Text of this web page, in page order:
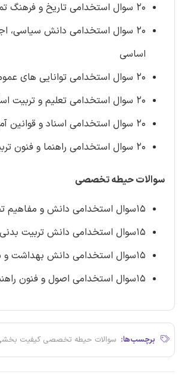
20 سوال استخدامی تاریخ و فرهنگ تمدن
20 سوال استخدامی دانش سیاسی،
اساسی
20 سوال استخدامی توانایی های عمومی ذهنی
20 سوال استخدامی تعلیم و تربیت اسلامی
20 سوال استخدامی اسناد و قوانین آموزش و پرورش
20 سوال استخدامی راهنما و فنون تربیت
سوالات حیطه تخصصی
15سوال استخدامی دانش و مفاهیم تخصصی تربیتی
15سوال استخدامی دانش تربیت بدنی
15سوال استخدامی دانش بهداشت و سلامت
15سوال استخدامی اصول و فنون راهنمایی و مشاوره
برچسب‌ها: سوالات حیطه تخصصی کیفیت